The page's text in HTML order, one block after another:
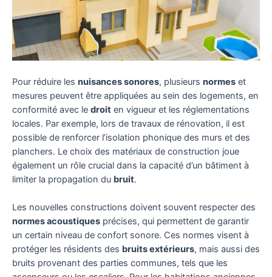
Pour réduire les nuisances sonores, plusieurs normes et
mesures peuvent être appliquées au sein des logements, en
conformité avec le droit en vigueur et les réglementations
locales. Par exemple, lors de travaux de rénovation, il est
possible de renforcer l’isolation phonique des murs et des
planchers. Le choix des matériaux de construction joue
également un rôle crucial dans la capacité d’un bâtiment à
limiter la propagation du bruit.
Les nouvelles constructions doivent souvent respecter des
normes acoustiques précises, qui permettent de garantir
un certain niveau de confort sonore. Ces normes visent à
protéger les résidents des bruits extérieurs, mais aussi des
bruits provenant des parties communes, tels que les